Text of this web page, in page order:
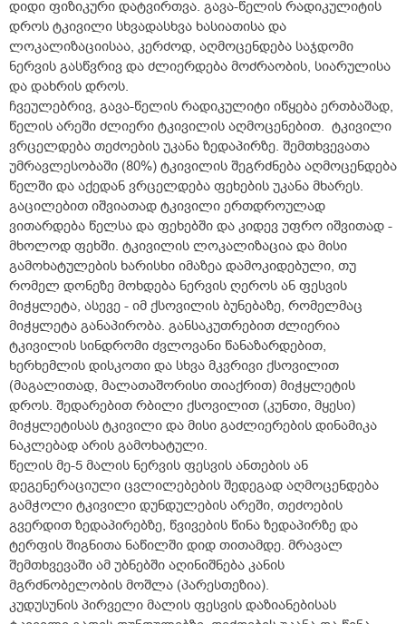
დიდი ფიზიკური დატვირთვა. გავა-წელის რადიკულიტის
დროს ტკივილი სხვადასხვა ხასიათისა და
ლოკალიზაციისაა, კერძოდ, აღმოცენდება საჯდომი
ნერვის გასწვრივ და ძლიერდება მოძრაობის, სიარულისა
და დახრის დროს.
ჩვეულებრივ, გავა-წელის რადიკულიტი იწყება ერთბაშად,
წელის არეში ძლიერი ტკივილის აღმოცენებით. ტკივილი
ვრცელდება თეძოების უკანა ზედაპირზე. შემთხვევათა
უმრავლესობაში (80%) ტკივილის შეგრძნება აღმოცენდება
წელში და აქედან ვრცელდება ფეხების უკანა მხარეს.
გაცილებით იშვიათად ტკივილი ერთდროულად
ვითარდება წელსა და ფეხებში და კიდევ უფრო იშვითად -
მხოლოდ ფეხში. ტკივილის ლოკალიზაცია და მისი
გამოხატულების ხარისხი იმაზეა დამოკიდებული, თუ
რომელ დონეზე მოხდება ნერვის ღეროს ან ფესვის
მიჭყლეტა, ასევე - იმ ქსოვილის ბუნებაზე, რომელმაც
მიჭყლეტა განაპირობა. განსაკუთრებით ძლიერია
ტკივილის სინდრომი ძვლოვანი წანაზარდებით,
ხერხემლის დისკოთი და სხვა მკვრივი ქსოვილით
(მაგალითად, მალათაშორისი თიაქრით) მიჭყლეტის
დროს. შედარებით რბილი ქსოვილით (კუნთი, მყესი)
მიჭყლეტისას ტკივილი და მისი გაძლიერების დინამიკა
ნაკლებად არის გამოხატული.
წელის მე-5 მალის ნერვის ფესვის ანთების ან
დეგენერაციული ცვლილებების შედეგად აღმოცენდება
გამჭოლი ტკივილი დუნდულების არეში, თეძოების
გვერდით ზედაპირებზე, წვივების წინა ზედაპირზე და
ტერფის შიგნითა ნაწილში დიდ თითამდე. მრავალ
შემთხვევაში ამ უბნებში აღინიშნება კანის
მგრძნობელობის მოშლა (პარესთეზია).
კუდუსუნის პირველი მალის ფესვის დაზიანებისას